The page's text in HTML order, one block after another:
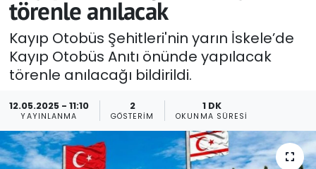
törenle anılacak
Kayıp Otobüs Şehitleri'nin yarın İskele’de
Kayıp Otobüs Anıtı önünde yapılacak
törenle anılacağı bildirildi.
12.05.2025 - 11:10
YAYINLANMA
2
GÖSTERIM
1 DK
OKUNMA SÜRESI
Foto Galeri
GEZİ
Güncel
Gündem
Haber Arşivi